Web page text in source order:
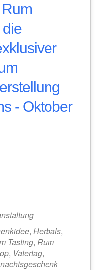
die
- Oktober
, Herbals,
Tasting, Rum
, Vatertag,